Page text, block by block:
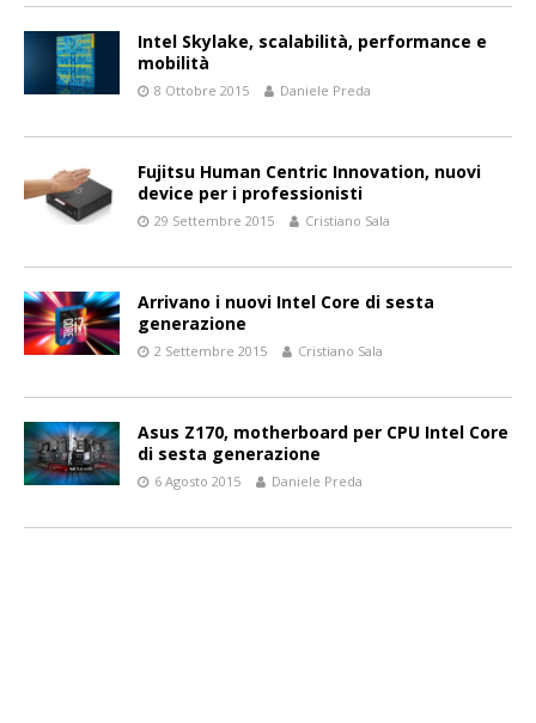
Intel Skylake, scalabilità, performance e
mobilità
8 Ottobre 2015 Daniele Preda
Fujitsu Human Centric Innovation, nuovi
device per i professionisti
29 Settembre 2015 Cristiano Sala
Arrivano i nuovi Intel Core di sesta
generazione
2 Settembre 2015 Cristiano Sala
Asus Z170, motherboard per CPU Intel Core
di sesta generazione
6 Agosto 2015 Daniele Preda